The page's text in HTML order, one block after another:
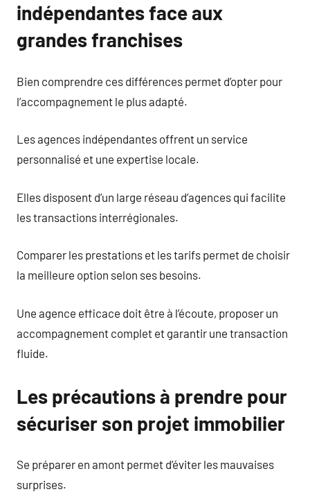
indépendantes face aux
grandes franchises
Bien comprendre ces différences permet d’opter pour
l’accompagnement le plus adapté.
Les agences indépendantes offrent un service
personnalisé et une expertise locale.
Elles disposent d’un large réseau d’agences qui facilite
les transactions interrégionales.
Comparer les prestations et les tarifs permet de choisir
la meilleure option selon ses besoins.
Une agence efficace doit être à l’écoute, proposer un
accompagnement complet et garantir une transaction
fluide.
Les précautions à prendre pour
sécuriser son projet immobilier
Se préparer en amont permet d’éviter les mauvaises
surprises.